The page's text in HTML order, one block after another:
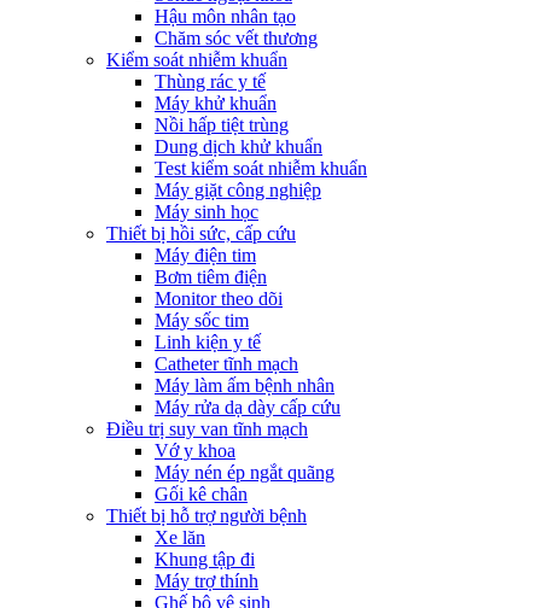
Hậu môn nhân tạo
Chăm sóc vết thương
Kiểm soát nhiễm khuẩn
Thùng rác y tế
Máy khử khuẩn
Nồi hấp tiệt trùng
Dung dịch khử khuẩn
Test kiểm soát nhiễm khuẩn
Máy giặt công nghiệp
Máy sinh học
Thiết bị hồi sức, cấp cứu
Máy điện tim
Bơm tiêm điện
Monitor theo dõi
Máy sốc tim
Linh kiện y tế
Catheter tĩnh mạch
Máy làm ấm bệnh nhân
Máy rửa dạ dày cấp cứu
Điều trị suy van tĩnh mạch
Vớ y khoa
Máy nén ép ngắt quãng
Gối kê chân
Thiết bị hỗ trợ người bệnh
Xe lăn
Khung tập đi
Máy trợ thính
Ghế bô vệ sinh